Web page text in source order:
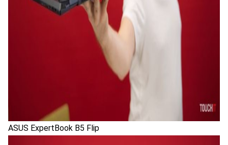
ASUS ExpertBook B5 Flip